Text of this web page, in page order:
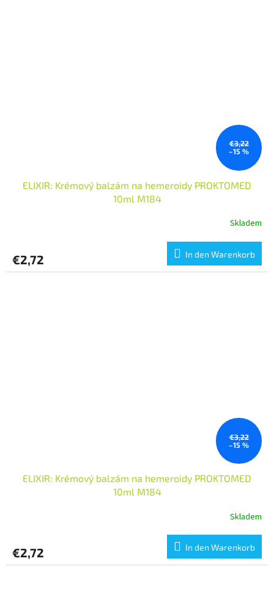
€3,22
–15 %
ELIXIR: Krémový balzám na hemeroidy PROKTOMED
10ml M184
Skladem
€2,72 In den Warenkorb
€3,22
–15 %
ELIXIR: Krémový balzám na hemeroidy PROKTOMED
10ml M184
Skladem
€2,72 In den Warenkorb